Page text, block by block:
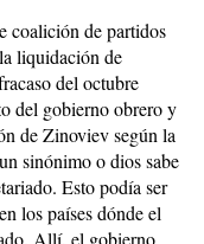
coalición de partidos
liquidación de
del octubre
del gobierno obrero y
de Zinoviev según la
sinónimo o dios sabe
Esto podía ser
los países dónde el